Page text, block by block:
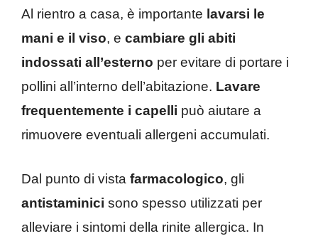
Al rientro a casa, è importante lavarsi le
mani e il viso, e cambiare gli abiti
indossati all’esterno per evitare di portare i
pollini all’interno dell’abitazione. Lavare
frequentemente i capelli può aiutare a
rimuovere eventuali allergeni accumulati.
Dal punto di vista farmacologico, gli
antistaminici sono spesso utilizzati per
alleviare i sintomi della rinite allergica. In